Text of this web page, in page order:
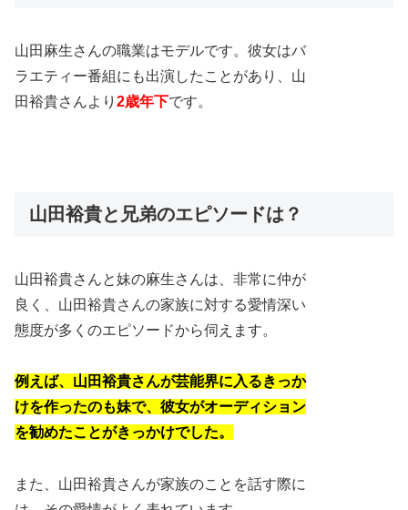
山田麻生さんの職業はモデルです。彼女はバ
ラエティー番組にも出演したことがあり、山
田裕貴さんより 2歳年下です。
山田裕貴と兄弟のエピソードは？
山田裕貴さんと妹の麻生さんは、非常に仲が
良く、山田裕貴さんの家族に対する愛情深い
態度が多くのエピソードから伺えます。
例えば、山田裕貴さんが芸能界に入るきっか
けを作ったのも妹で、彼女がオーディション
を勧めたことがきっかけでした。
また、山田裕貴さんが家族のことを話す際に